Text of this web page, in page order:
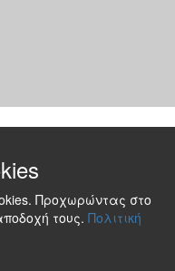
Προχωρώντας στο
τους. Πολιτική